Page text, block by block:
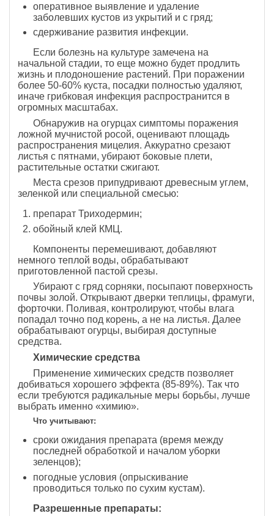
оперативное выявление и удаление
заболевших кустов из укрытий и с гряд;
сдерживание развития инфекции.
Если болезнь на культуре замечена на
начальной стадии, то еще можно будет продлить
жизнь и плодоношение растений. При поражении
более 50-60% куста, посадки полностью удаляют,
иначе грибковая инфекция распространится в
огромных масштабах.
Обнаружив на огурцах симптомы поражения
ложной мучнистой росой, оценивают площадь
распространения мицелия. Аккуратно срезают
листья с пятнами, убирают боковые плети,
растительные остатки сжигают.
Места срезов припудривают древесным углем,
зеленкой или специальной смесью:
препарат Триходермин;
обойный клей КМЦ.
Компоненты перемешивают, добавляют
немного теплой воды, обрабатывают
приготовленной пастой срезы.
Убирают с гряд сорняки, посыпают поверхность
почвы золой. Открывают дверки теплицы, фрамуги,
форточки. Поливая, контролируют, чтобы влага
попадал точно под корень, а не на листья. Далее
обрабатывают огурцы, выбирая доступные
средства.
Химические средства
Применение химических средств позволяет
добиваться хорошего эффекта (85-89%). Так что
если требуются радикальные меры борьбы, лучше
выбрать именно «химию».
Что учитывают:
сроки ожидания препарата (время между
последней обработкой и началом уборки
зеленцов);
погодные условия (опрыскивание
проводиться только по сухим кустам).
Разрешенные препараты: